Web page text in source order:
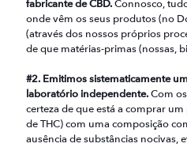
fabricante de CBD.Connosco,
onde vêm os seus produtos (no
(através dos nossos próprios
de que matérias-primas (nossas,
#2. Emitimos sistematicamente
laboratório independente.Com
certeza de que está a comprar
de THC) com uma composição
ausência de substâncias nocivas,